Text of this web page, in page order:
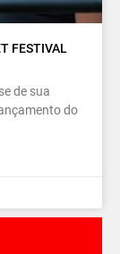
FESTIVAL
de sua
do